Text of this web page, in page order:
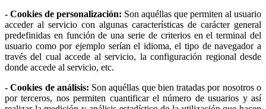
- Cookies de personalización: Son aquéllas que permiten al usuario
acceder al servicio con algunas características de carácter general
predefinidas en función de una serie de criterios en el terminal del
usuario como por ejemplo serían el idioma, el tipo de navegador a
través del cual accede al servicio, la configuración regional desde
donde accede al servicio, etc.
- Cookies de análisis: Son aquéllas que bien tratadas por nosotros o
por terceros, nos permiten cuantificar el número de usuarios y así